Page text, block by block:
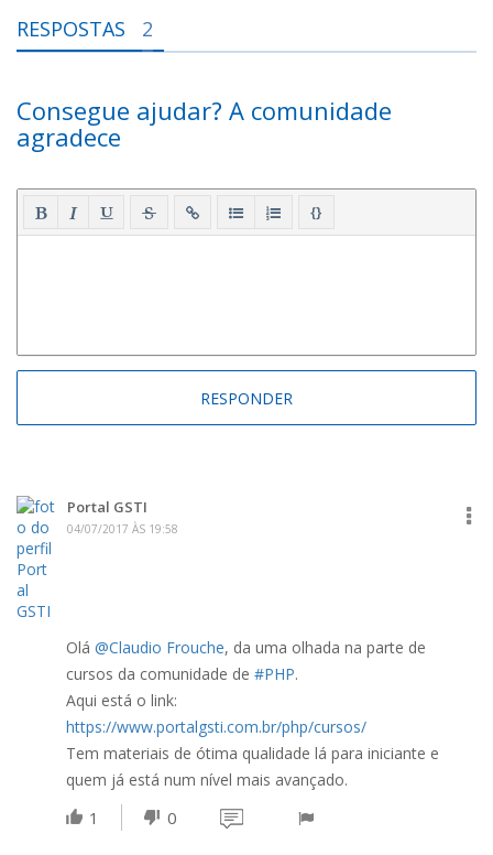
RESPOSTAS 2
Consegue ajudar? A comunidade
agradece
{}
Portal GSTI
04/07/2017 ÀS 19:58
Olá @Claudio Frouche, da uma olhada na parte de
cursos da comunidade de #PHP.
Aqui está o link:
https://www.portalgsti.com.br/php/cursos/
Tem materiais de ótima qualidade lá para iniciante e
quem já está num nível mais avançado.
1 0